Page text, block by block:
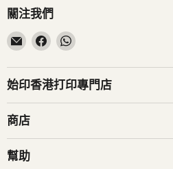
關注我們
在
子
郵
找
到
們
在
Facebook
找
到
在
找
到
始印香港打印專門店
商店
幫助